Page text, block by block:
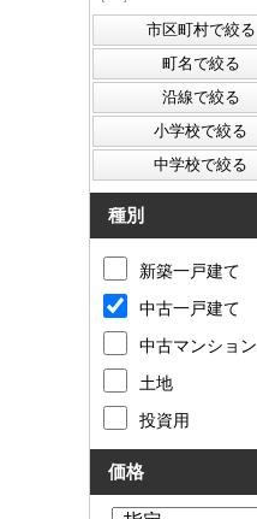
種別
新築一戸建て
中古一戸建て
中古マンション
土地
投資用
価格